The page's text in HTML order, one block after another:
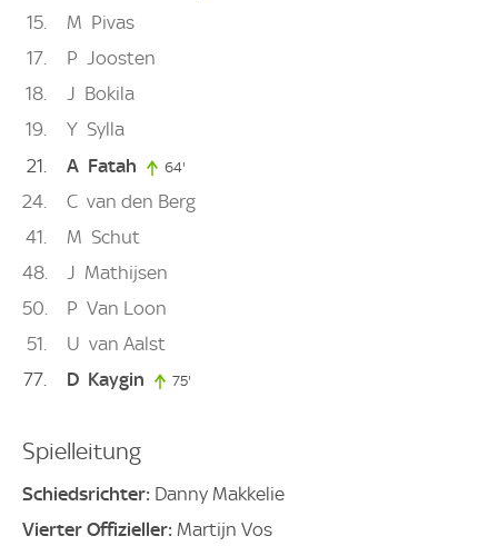
15 M Pivas
17
P Joosten
18
J Bokila
19
Y Sylla
21
A Fatah 64'
24 C van den Berg
41
M Schut
48
J Mathijsen
50
P Van Loon
51
U van Aalst
77
D Kaygin 75'
Spielleitung
Schiedsrichter: Danny Makkelie
Vierter Offizieller: Martijn Vos